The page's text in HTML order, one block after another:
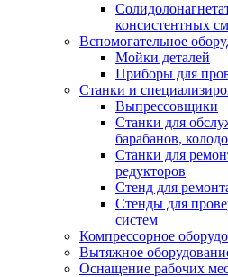
консистентных
Вспомогательное
Мойки деталей
Приборы для
Станки и
Выпрессовщики
Станки для
барабанов,
Станки для
редукторов
Стенд для
Стенды для
систем
Компрессорное
Вытяжное
Оснащение рабочих